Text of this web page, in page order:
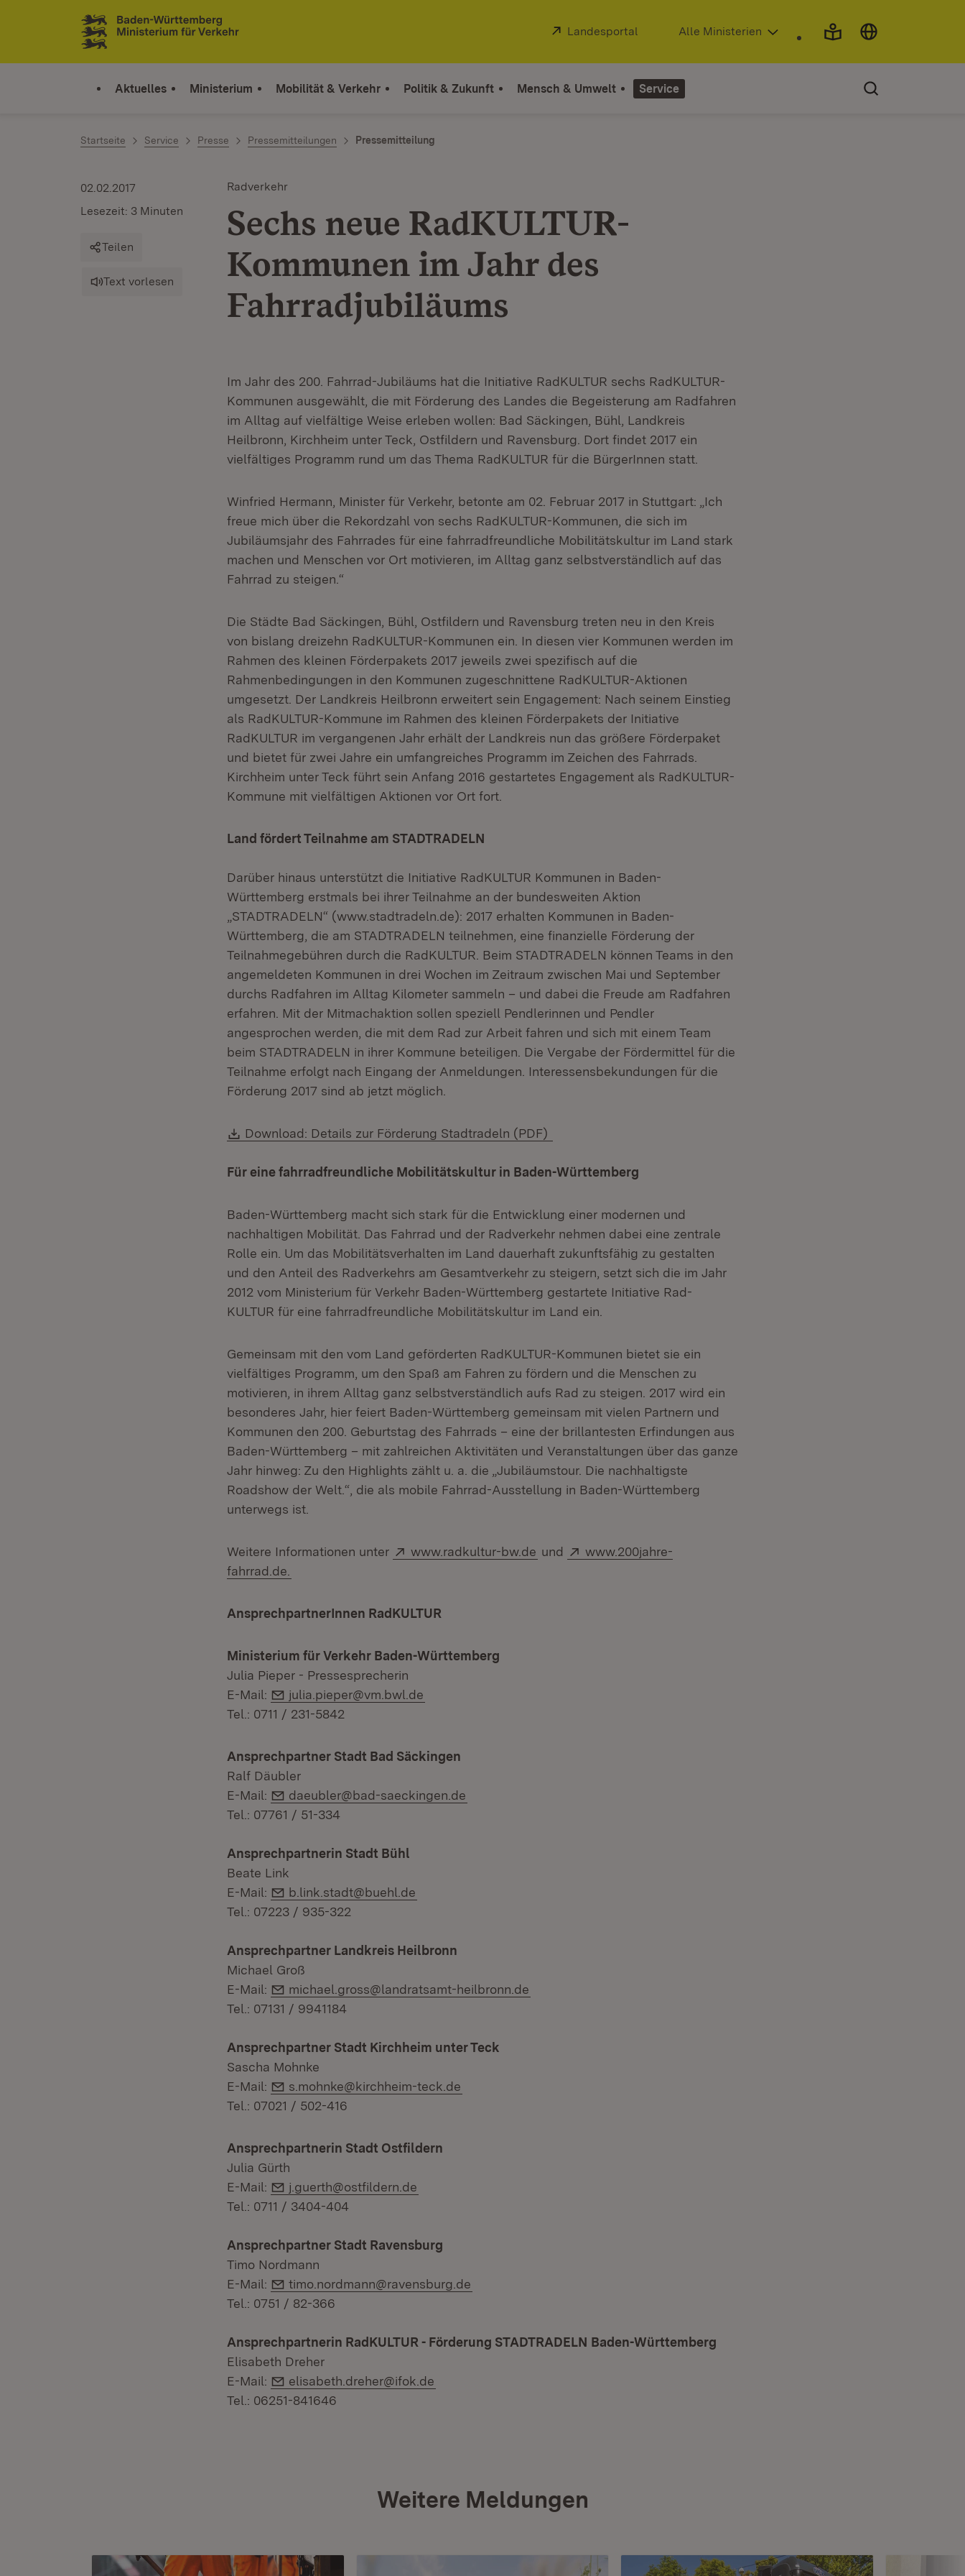
Zum Inhalt springen
Link zur Startseite
Extern:
Landesportal (Öffnet in neuem Fenster)
Alle Ministerien
Aktuelles Ministerium Mobilität & Verkehr Politik & Zukunft Mensch & Umwelt Service
Startseite Service Presse Pressemitteilungen Pressemitteilung
Radverkehr
Sechs neue RadKULTUR-
Kommunen im Jahr des
Fahrradjubiläums
02.02.2017
Lesezeit: 3 Minuten
Teilen
Text vorlesen
Im Jahr des 200. Fahrrad-Jubiläums hat die Initiative RadKULTUR sechs RadKULTUR-
Kommunen ausgewählt, die mit Förderung des Landes die Begeisterung am Radfahren
im Alltag auf vielfältige Weise erleben wollen: Bad Säckingen, Bühl, Landkreis
Heilbronn, Kirchheim unter Teck, Ostfildern und Ravensburg. Dort findet 2017 ein
vielfältiges Programm rund um das Thema RadKULTUR für die BürgerInnen statt.
Winfried Hermann, Minister für Verkehr, betonte am 02. Februar 2017 in Stuttgart: „Ich
freue mich über die Rekordzahl von sechs RadKULTUR-Kommunen, die sich im
Jubiläumsjahr des Fahrrades für eine fahrradfreundliche Mobilitätskultur im Land stark
machen und Menschen vor Ort motivieren, im Alltag ganz selbstverständlich auf das
Fahrrad zu steigen.“
Die Städte Bad Säckingen, Bühl, Ostfildern und Ravensburg treten neu in den Kreis
von bislang dreizehn RadKULTUR-Kommunen ein. In diesen vier Kommunen werden im
Rahmen des kleinen Förderpakets 2017 jeweils zwei spezifisch auf die
Rahmenbedingungen in den Kommunen zugeschnittene RadKULTUR-Aktionen
umgesetzt. Der Landkreis Heilbronn erweitert sein Engagement: Nach seinem Einstieg
als RadKULTUR-Kommune im Rahmen des kleinen Förderpakets der Initiative
RadKULTUR im vergangenen Jahr erhält der Landkreis nun das größere Förderpaket
und bietet für zwei Jahre ein umfangreiches Programm im Zeichen des Fahrrads.
Kirchheim unter Teck führt sein Anfang 2016 gestartetes Engagement als RadKULTUR-
Kommune mit vielfältigen Aktionen vor Ort fort.
Land fördert Teilnahme am STADTRADELN
Darüber hinaus unterstützt die Initiative RadKULTUR Kommunen in Baden-
Württemberg erstmals bei ihrer Teilnahme an der bundesweiten Aktion
„STADTRADELN“ (www.stadtradeln.de): 2017 erhalten Kommunen in Baden-
Württemberg, die am STADTRADELN teilnehmen, eine finanzielle Förderung der
Teilnahmegebühren durch die RadKULTUR. Beim STADTRADELN können Teams in den
angemeldeten Kommunen in drei Wochen im Zeitraum zwischen Mai und September
durchs Radfahren im Alltag Kilometer sammeln – und dabei die Freude am Radfahren
erfahren. Mit der Mitmachaktion sollen speziell Pendlerinnen und Pendler
angesprochen werden, die mit dem Rad zur Arbeit fahren und sich mit einem Team
beim STADTRADELN in ihrer Kommune beteiligen. Die Vergabe der Fördermittel für die
Teilnahme erfolgt nach Eingang der Anmeldungen. Interessensbekundungen für die
Förderung 2017 sind ab jetzt möglich.
Download:
Download: Details zur Förderung Stadtradeln (PDF)
Für eine fahrradfreundliche Mobilitätskultur in Baden-Württemberg
Baden-Württemberg macht sich stark für die Entwicklung einer modernen und
nachhaltigen Mobilität. Das Fahrrad und der Radverkehr nehmen dabei eine zentrale
Rolle ein. Um das Mobilitätsverhalten im Land dauerhaft zukunftsfähig zu gestalten
und den Anteil des Radverkehrs am Gesamtverkehr zu steigern, setzt sich die im Jahr
2012 vom Ministerium für Verkehr Baden-Württemberg gestartete Initiative Rad-
KULTUR für eine fahrradfreundliche Mobilitätskultur im Land ein.
Gemeinsam mit den vom Land geförderten RadKULTUR-Kommunen bietet sie ein
vielfältiges Programm, um den Spaß am Fahren zu fördern und die Menschen zu
motivieren, in ihrem Alltag ganz selbstverständlich aufs Rad zu steigen. 2017 wird ein
besonderes Jahr, hier feiert Baden-Württemberg gemeinsam mit vielen Partnern und
Kommunen den 200. Geburtstag des Fahrrads – eine der brillantesten Erfindungen aus
Baden-Württemberg – mit zahlreichen Aktivitäten und Veranstaltungen über das ganze
Jahr hinweg: Zu den Highlights zählt u. a. die „Jubiläumstour. Die nachhaltigste
Roadshow der Welt.“, die als mobile Fahrrad-Ausstellung in Baden-Württemberg
unterwegs ist.
Weitere Informationen unter Extern:
www.radkultur-bw.de und Extern:
www.200jahre-
fahrrad.de.
AnsprechpartnerInnen RadKULTUR
Ministerium für Verkehr Baden-Württemberg
Julia Pieper - Pressesprecherin
E-Mail:
E-Mail:
julia.pieper@vm.bwl.de
Tel.: 0711 / 231-5842
Ansprechpartner Stadt Bad Säckingen
Ralf Däubler
E-Mail:
E-Mail:
daeubler@bad-saeckingen.de
Tel.: 07761 / 51-334
Ansprechpartnerin Stadt Bühl
Beate Link
E-Mail:
E-Mail:
b.link.stadt@buehl.de
Tel.: 07223 / 935-322
Ansprechpartner Landkreis Heilbronn
Michael Groß
E-Mail:
E-Mail:
michael.gross@landratsamt-heilbronn.de
Tel.: 07131 / 9941184
Ansprechpartner Stadt Kirchheim unter Teck
Sascha Mohnke
E-Mail:
E-Mail:
s.mohnke@kirchheim-teck.de
Tel.: 07021 / 502-416
Ansprechpartnerin Stadt Ostfildern
Julia Gürth
E-Mail:
E-Mail:
j.guerth@ostfildern.de
Tel.: 0711 / 3404-404
Ansprechpartner Stadt Ravensburg
Timo Nordmann
E-Mail:
E-Mail:
timo.nordmann@ravensburg.de
Tel.: 0751 / 82-366
Ansprechpartnerin RadKULTUR - Förderung STADTRADELN Baden-Württemberg
Elisabeth Dreher
E-Mail:
E-Mail:
elisabeth.dreher@ifok.de
Tel.: 06251-841646
Weitere Meldungen